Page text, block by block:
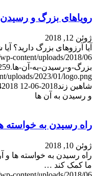
رویاهای بزرگ و رسیدن
ژوئن 12, 2018
آیا آرزوهای بزرگ دارید؟
بزرگ-و-رسیدن-به-آن-ها.jpg
uploads/2023/01/logo.png
شاهین زند2018-06-12 16:11:24
2018-06-12 16:11:24
و رسیدن به آن ها
راه رسیدن به خواسته
ژوئن 10, 2018
راه رسیدن به خواسته ها و
ما کمک کند …